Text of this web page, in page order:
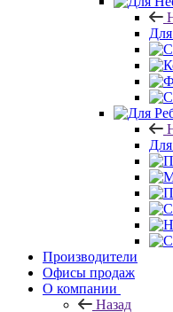
Производители
Офисы продаж
О компании
Назад